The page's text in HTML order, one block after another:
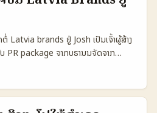
ລິດແລະການຕິດຕໍ່, B = Quick
(series + affiliate). ຈຸດເຫັນ:
ແລະ conversion ດີທີ່ສຸດ, ແຕ່
ງແຕ່ຂອງ reach — ແຕ່ຕ້ອງເຂົ້າໃຈ
ຽນ, ພື້ນທີ່ການຮຽນ) ແລະວິທີທີ່ເຂົາເຮັດ
ບົດນີ້ຈະສະເໜີແນວທາງກວດຄົບ,
ານຮ່ວມມືຄັດເລືອກສິນໃນຄວາມເປັນ
ບທຽບພື້ນທີ່ແລະແພລດຟອມສໍາລັບ
(Bangladesh) YouTube
💸 Avg Fee per Promo 60
Latvia brands ຢູ່ Josh ເປັນເຈົ້າຜູ້ສ້າງ
PR package ຈາກບຣານນຈັດຈາກ
— ຕົວຢ່າງຜົນງານເຊັ່ນ Lexus
ດິຈິຕອລແບບ 360º ເພື່ອເຊື່ອມໂຍງກັບ
(ອ້າງອີງ: ອາແທດແບບຈາກແຈກ
ລັກສະນະທີ່ຈະເຮັດໃຫ້ທ່ານໂດດເອົາເຊິ່ງ